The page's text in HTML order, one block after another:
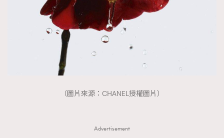
（圖片來源：CHANEL授權圖片）
Advertisement